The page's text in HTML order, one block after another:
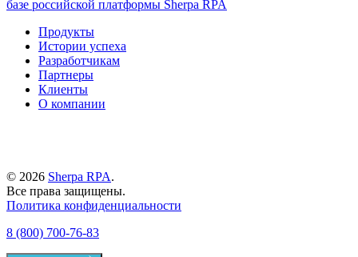
базе российской платформы Sherpa RPA
Продукты
Истории успеха
Разработчикам
Партнеры
Клиенты
О компании
© 2026 Sherpa RPA.
Все права защищены.
Политика конфиденциальности
8 (800) 700-76-83